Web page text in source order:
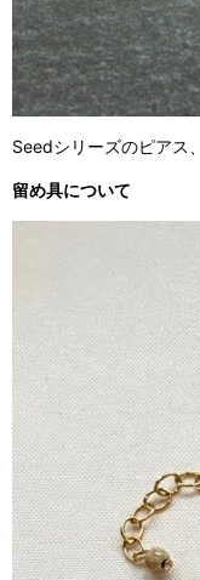
Seedシリーズのピアス
留め具について